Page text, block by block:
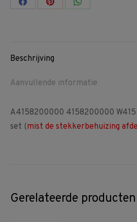
Share Share Share
Beschrijving
Aanvullende informatie
A4158200000 4158200000
set (mist de stekkerbehuizing
Gerelateerde producten